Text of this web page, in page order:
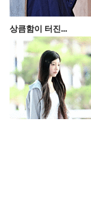
상큼함이 터진...